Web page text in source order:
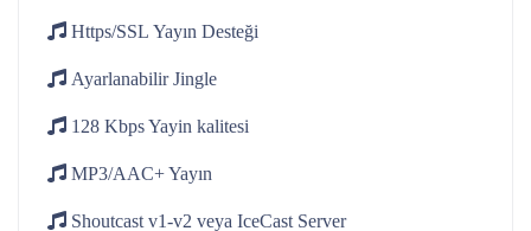
Https/SSL Yayın Desteği
AyarlanabilirJingle
128 KbpsYayin kalitesi
MP3/AAC+Yayın
Shoutcast v1-v2 veya IceCast Server